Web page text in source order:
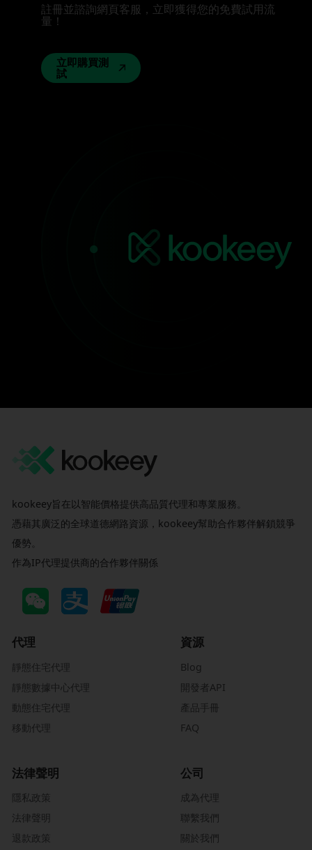
註冊並諮詢網頁客服，立即獲得您的免費試用流
量！
立即購買測
試
kookeey旨在以智能價格提供高品質代理和專業服務。
憑藉其廣泛的全球道德網路資源，kookeey幫助合作夥伴解鎖競爭
優勢。
作為IP代理提供商的合作夥伴關係
代理
靜態住宅代理
靜態數據中心代理
動態住宅代理
移動代理
資源
Blog
開發者API
產品手冊
FAQ
法律聲明
隱私政策
法律聲明
退款政策
公司
成為代理
聯繫我們
關於我們